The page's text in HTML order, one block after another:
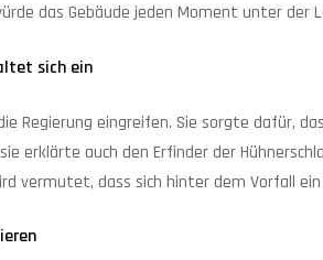
das Gebäude jeden Moment unter der
sich ein
Regierung eingreifen. Sie sorgte dafür,
erklärte auch den Erfinder der
vermutet, dass sich hinter dem Vorfall